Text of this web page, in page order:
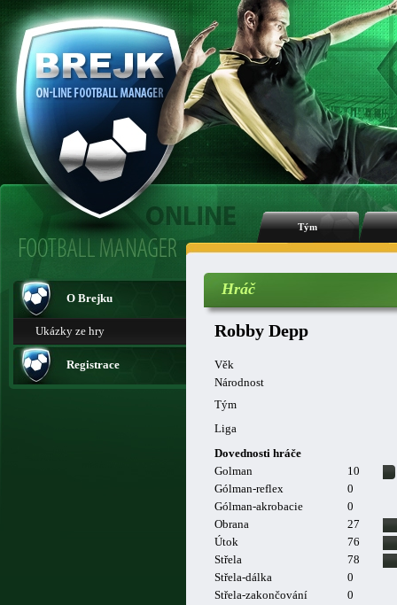
Tým
O Brejku
Ukázky ze hry
Registrace
Hráč
Robby Depp
Věk
Národnost
Tým
Liga
Dovednosti hráče
Golman
10
Gólman-reflex
0
Gólman-akrobacie
0
Obrana
27
Útok
76
Střela
78
Střela-dálka
0
Střela-zakončování
0